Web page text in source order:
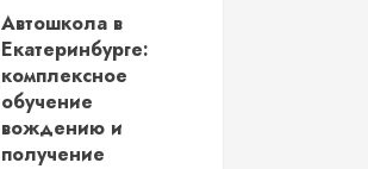
более
22.06.2026
Автошкола в
Екатеринбурге:
комплексное
обучение
вождению и
получение